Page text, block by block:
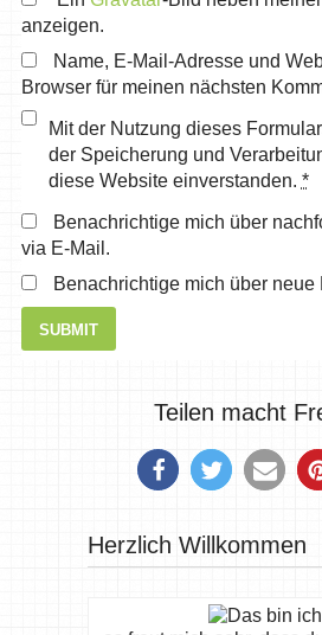
anzeigen.
Name, E-Mail-Adresse und
Browser für meinen nächsten
Mit der Nutzung dieses
der Speicherung und
diese Website einverstanden. *
Benachrichtige mich über
via E-Mail.
Benachrichtige mich über neue
Teilen macht
Herzlich Willkommen